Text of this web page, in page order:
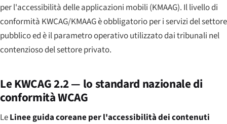
per l'accessibilità delle applicazioni mobili (KMAAG). Il livello di
conformità KWCAG/KMAAG è obbligatorio per i servizi del settore
pubblico ed è il parametro operativo utilizzato dai tribunali nel
contenzioso del settore privato.
Le KWCAG 2.2 — lo standard nazionale di
conformità WCAG
LeLinee guida coreane per l'accessibilità dei contenuti